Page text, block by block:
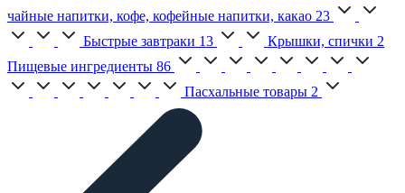
чайные напитки, кофе, кофейные напитки, какао 23
Быстрые завтраки 13 Крышки, спички 2
Пищевые ингредиенты 86
Пасхальные товары 2